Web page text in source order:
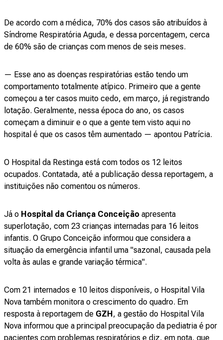
De acordo com a médica, 70% dos casos são atribuídos à
Síndrome Respiratória Aguda, e dessa porcentagem, cerca
de 60% são de crianças com menos de seis meses.
— Esse ano as doenças respiratórias estão tendo um
comportamento totalmente atípico. Primeiro que a gente
começou a ter casos muito cedo, em março, já registrando
lotação. Geralmente, nessa época do ano, os casos
começam a diminuir e o que a gente tem visto aqui no
hospital é que os casos têm aumentado — apontou Patrícia.
O Hospital da Restinga está com todos os 12 leitos
ocupados. Contatada, até a publicação dessa reportagem, a
instituições não comentou os números.
Já o Hospital da Criança Conceição apresenta
superlotação, com 23 crianças internadas para 16 leitos
infantis. O Grupo Conceição informou que considera a
situação da emergência infantil uma "sazonal, causada pela
volta às aulas e grande variação térmica".
Com 21 internados e 10 leitos disponíveis, o Hospital Vila
Nova também monitora o crescimento do quadro. Em
resposta à reportagem de GZH, a gestão do Hospital Vila
Nova informou que a principal preocupação da pediatria é por
pacientes com problemas respiratórios e diz, em nota, que